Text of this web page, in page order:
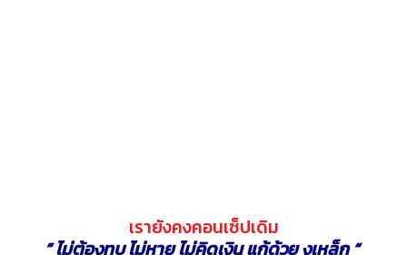
เรายังคงคอนเซ็ปเดิม
” ไม่ต้องทุบ ไม่หาย ไม่คิดเงิน แก้ด้วย งูเหล็ก “